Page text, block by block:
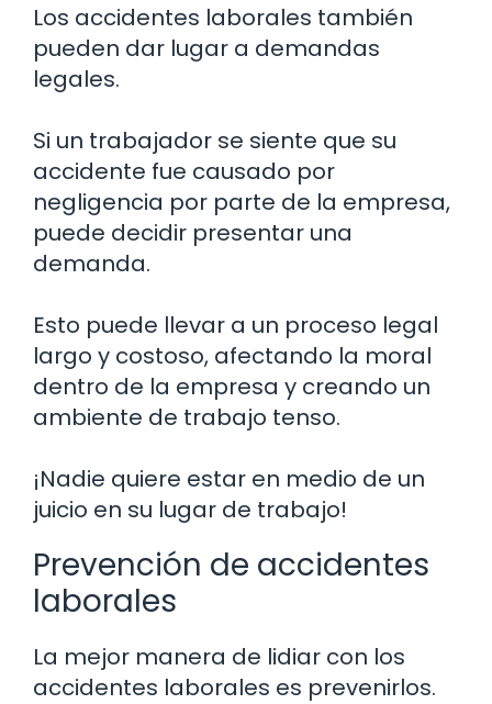
Los accidentes laborales también
pueden dar lugar a demandas
legales.
Si un trabajador se siente que su
accidente fue causado por
negligencia por parte de la empresa,
puede decidir presentar una
demanda.
Esto puede llevar a un proceso legal
largo y costoso, afectando la moral
dentro de la empresa y creando un
ambiente de trabajo tenso.
¡Nadie quiere estar en medio de un
juicio en su lugar de trabajo!
Prevención de accidentes
laborales
La mejor manera de lidiar con los
accidentes laborales es prevenirlos.